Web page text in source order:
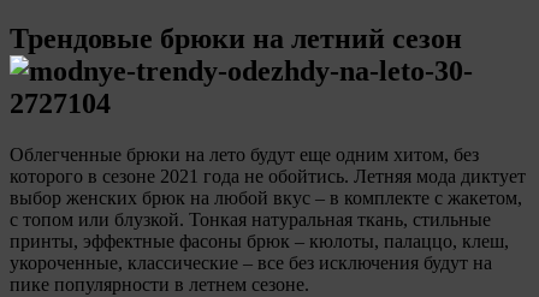
Трендовые брюки на летний сезон
Облегченные брюки на лето будут еще одним хитом, без
которого в сезоне 2021 года не обойтись. Летняя мода диктует
выбор женских брюк на любой вкус – в комплекте с жакетом,
с топом или блузкой. Тонкая натуральная ткань, стильные
принты, эффектные фасоны брюк – кюлоты, палаццо, клеш,
укороченные, классические – все без исключения будут на
пике популярности в летнем сезоне.